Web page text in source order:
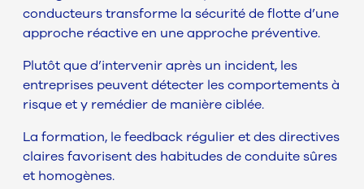
conducteurs transforme la sécurité de flotte d’une
approche réactive en une approche préventive.
Plutôt que d’intervenir après un incident, les
entreprises peuvent détecter les comportements à
risque et y remédier de manière ciblée.
La formation, le feedback régulier et des directives
claires favorisent des habitudes de conduite sûres
et homogènes.